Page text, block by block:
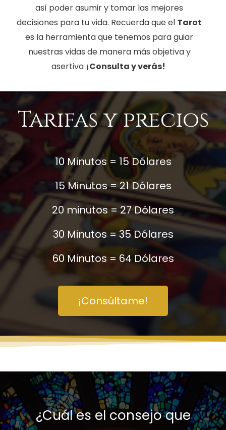
así poder asumir y tomar las mejores
decisiones para tu vida. Recuerda que el Tarot
es la herramienta que tenemos para guiar
nuestras vidas de manera más objetiva y
asertiva ¡Consulta y verás!
Tarifas y precios
10 Minutos = 15 Dólares
15 Minutos = 21 Dólares
20 minutos = 27 Dólares
30 Minutos = 35 Dólares
60 Minutos = 64 Dólares
¡Consúltame!
¿Cuál es el consejo que